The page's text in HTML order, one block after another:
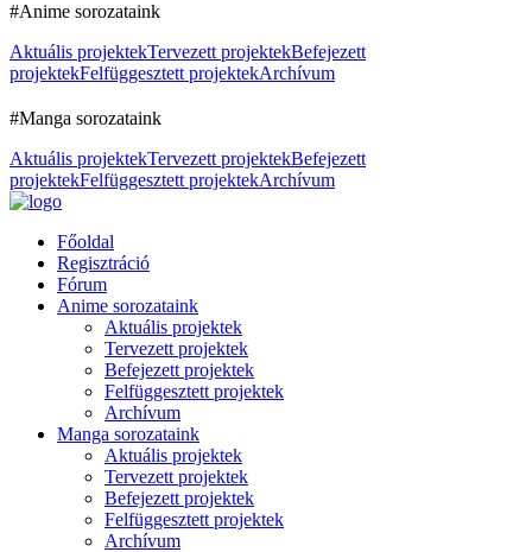
#Anime sorozataink
Aktuális projektekTervezett projektekBefejezett
projektekFelfüggesztett projektekArchívum
#Manga sorozataink
Aktuális projektekTervezett projektekBefejezett
projektekFelfüggesztett projektekArchívum
Főoldal
Regisztráció
Fórum
Anime sorozataink
Aktuális projektek
Tervezett projektek
Befejezett projektek
Felfüggesztett projektek
Archívum
Manga sorozataink
Aktuális projektek
Tervezett projektek
Befejezett projektek
Felfüggesztett projektek
Archívum